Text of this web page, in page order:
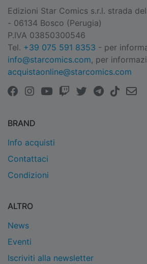
Edizioni Star Comics s.r.l. strada
- 06134 Bosco (Perugia)
P.IVA 03850300546
Tel. +39 075 591 8353 - per
info@starcomics.com, per
acquistaonline@starcomics.com
BRAND
Info acquisti
Contattaci
Condizioni
ALTRO
News
Eventi
Iscriviti alla newsletter